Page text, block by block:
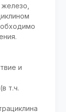
и
т.ч.